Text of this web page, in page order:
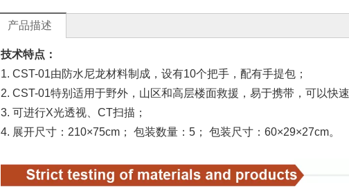
产品描述
技术特点：
1. CST-01由防水尼龙材料制成，设有10个把手，配有手提包；
2. CST-01特别适用于野外，山区和高层楼面救援，易于携带，可以快
3. 可进行X光透视、CT扫描；
4. 展开尺寸：210×75cm； 包装数量：5； 包装尺寸：60×29×27cm。